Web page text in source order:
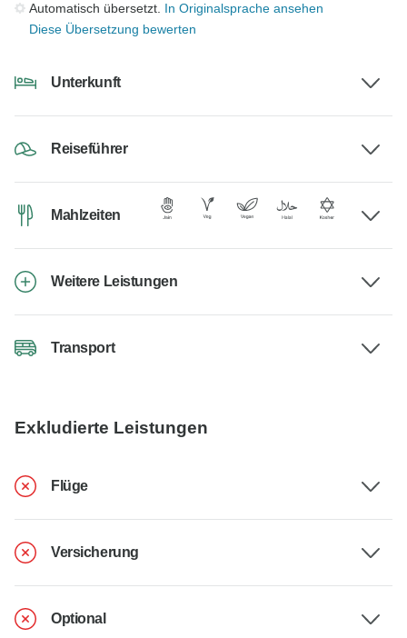
Automatisch übersetzt. In Originalsprache ansehen
Diese Übersetzung bewerten
Unterkunft
Reiseführer
Mahlzeiten
Weitere Leistungen
Transport
Exkludierte Leistungen
Flüge
Versicherung
Optional